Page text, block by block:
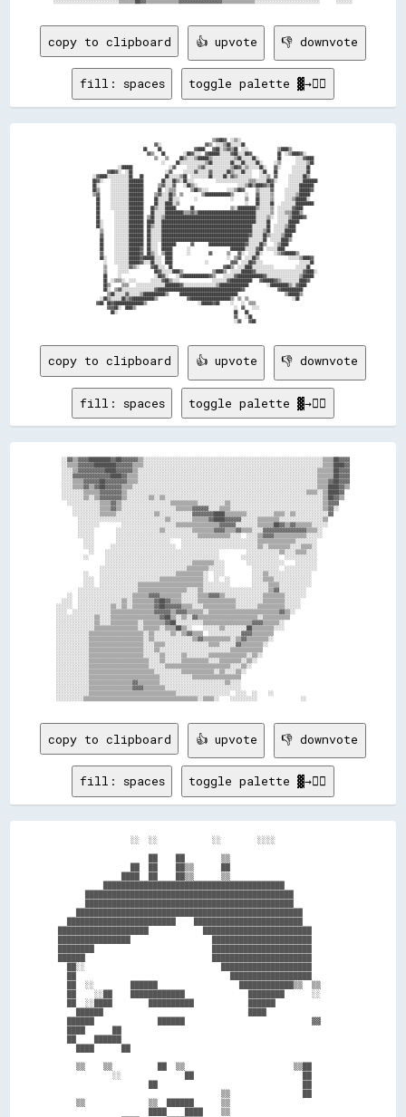
copy to clipboard 👍 upvote 👎 downvote
fill: spaces toggle palette ▓→✊🏽
                                                                    ▒▒▓▓██▓▓  ░░▒▒░░
                                    ▓▓░░                        ▓▓▒▒  ░░░░▒▒██░░░░░░██
                              ██      ██                  ▓▓████    ▓▓██░░▒▒▓▓▒▒██  ░░░░                ▒▒████▒▒
                                ▓▓▒▒    ██          ░░██▓▓░░░░  ▓▓██████░░░░░░▓▓██░░░░██▓▓              ██  ░░▒▒████▓▓░░
                                    ▒▒    ▒▒      ██▒▒░░░░▒▒██████▒▒░░░░░░░░░░░░▒▒██░░░░░░██░░          ██        ░░░░▓▓████
                                        ░░      ██░░░░░░░░░░░░░░▒▒██░░░░░░░░░░██░░░░██░░░░░░██░░      ░░▒▒        ░░░░░░▒▒██
                ░░██████                    ░░▓▓      ░░░░░░▒▒▓▓░░░░░░░░░░░░░░▒▒██▓▓░░▒▒░░░░░░██░░    ▓▓░░      ░░░░░░░░██
          ▓▓██▓▓░░  ░░██                  ░░▓▓      ░░░░░░▓▓░░░░░░▓▓░░░░░░░░██▒▒░░░░██░░░░    ░░██    ██        ░░░░░░░░██
  ░░▓▓████░░░░░░░░░░░░██    ██            ██░░░░░░▒▒██  ░░░░░░░░░░██░░░░░░██░░▓▓▒▒░░░░░░░░    ░░░░▒▒  ▓▓      ░░░░░░░░██▒▒
  ██▓▓░░    ░░░░░░░░░░████████          ██░░░░██▒▒░░██░░░░            ░░░░░░░░░░░░░░░░░░▒▒▒▒░░░░░░██▓▓░░      ░░░░░░░░████████
  ██░░      ░░░░░░░░░░████████        ▒▒▓▓░░░░▓▓    ░░██▒▒░░                      ░░░░▒▒██▒▒████▓▓▒▒██        ░░░░░░████████
  ██▒▒      ░░░░░░░░░░████████        ██  ░░▒▒▒▒        ▒▒██▒▒░░░░          ░░░░▒▒██▓▓      ▒▒░░░░░░▓▓      ░░░░░░░░██████▓▓
  ▒▒▓▓      ░░░░░░░░░░████████      ▒▒▓▓░░░░██▒▒  ▒▒          ▒▒██████████████▒▒      ░░    ▓▓░░░░░░▒▒      ░░░░░░▒▒██████
    ██      ░░░░░░░░░░████████      ██░░░░░░██░░░░        ░░                  ░░      ▒▒    ██░░░░░░▒▒      ░░░░▒▒██████░░
    ██      ░░░░░░░░░░████████      ██░░░░████░░▒▒                                    ░░    ██░░░░░░██    ░░░░░░░░██████████
    ██      ░░░░░░░░░░████████    ██▒▒░░░░██████        ██                    ▒▒░░██████████▒▒░░░░░░▒▒  ░░░░░░░░▓▓████
    ██        ░░░░░░░░████████    ██░░░░░░██████████▒▒▒▒▓▓▒▒████████████████████████████████░░░░░░░░▒▒  ░░░░▒▒▒▒████▒▒
    ██        ░░░░░░░░████████  ▒▒██░░░░▒▒██████████████████████████████████████████████████░░░░░░▒▒░░  ░░░░░░▒▒██████▓▓
    ██░░      ░░░░░░░░████████  ████░░░░████████████████████████████████████████████████████░░░░░░██    ░░░░░░██████
    ██░░      ░░░░░░░░████████  ██▒▒░░░░██████████████████████████████████████████████████░░░░░░░░██  ░░░░░░▒▒████
      ▒▒      ░░░░░░░░████████  ██░░░░░░██████████████████████████████████████████████████░░░░░░▒▒██  ░░░░░░██████
      ▓▓      ░░░░░░░░████████  ██░░░░░░████████████████████████████████████████████████▓▓░░░░░░██▒▒░░░░░░▒▒████
      ██      ░░░░░░░░████████  ██░░░░░░████████████████████████████████████████████████░░░░░░░░██  ░░░░░░████▒▒
      ██      ░░░░░░░░████████  ██░░░░  ████████        ▓▓        ████████████████████▓▓░░░░░░██▒▒    ░░▒▒████
      ██      ░░░░░░░░██████▓▓  ██░░░░  ██████        ░░                      ████████░░░░░░▓▓██  ░░░░░░████
      ▓▓      ░░░░░░░░██████▓▓  ██▒▒░░  ▒▒████        ░░          ▓▓        ▒▒    ▓▓░░  ░░░░██░░      ░░▒▒▓▓██████▒▒
      ██░░    ░░░░░░░░██████▓▓██████░░░░  ████                              ░░  ▒▒▓▓  ░░░░██▒▒                ░░░░░░▒▒████▓▓
        ░░    ░░░░░░░░██████▓▓░░░░██░░░░  ████                  ░░            ▓▓▓▓  ░░░░██▓▓░░░░                    ░░░░░░██
        ▒▒      ░░░░░░▓▓▒▒░░      ▓▓██░░░░  ██                            ▓▓██▒▒  ░░░░████░░░░░░░░░░░░            ░░░░░░██
        ▒▒      ░░░░░░              ██▓▓░░░░░░████▒▒                ▒▒████▒▒  ░░░░░░██████▓▓░░░░░░░░░░░░░░░░░░░░░░░░░░▓▓████░░
        ██      ░░                  ░░██▓▓░░    ░░▓▓██████████████▓▓▒▒    ░░░░░░▓▓██████████████▓▓░░░░░░░░░░░░░░░░░░▒▒██████
        ██  ░░▒▒▒▒░░  ░░░░        ░░░░░░▓▓██▒▒░░░░                  ░░░░░░░░▓▓████████████    ▓▓██████▓▓▒▒░░░░░░░░░░████▓▓
        ██▒▒      ▒▒▒▒    ░░░░░░░░░░░░░░░░████████▓▓░░░░░░░░░░░░░░░░░░▒▒████████████████          ░░██████████▒▒░░▓▓████
        ██░░  ▒▒▓▓░░░░░░░░░░░░░░░░░░▓▓██████████████████████████████████████████████▓▓                  ▓▓████████████
          ▒▒██░░░░░░▓▓░░░░░░▒▒████████████▒▒      ████████████████████████████████                          ▒▒██████▒▒
      ░░██▒▒░░░░░░██▒▒▓▓████████████▒▒                ▓▓██████████████████████▒▒  ▒▒  ▒▒                        ░░██
    ▓▓██  ██▓▓████████████████▒▒                            ░░██████▓▓██      ░░    ░░  ▒▒▒▒
          ▓▓▓▓██░░  ████▒▒                                                      ░░  ▓▓    ░░░░
            ██░░                                                                ██    ██
                                                                                ▓▓    ░░██
copy to clipboard 👍 upvote 👎 downvote
fill: spaces toggle palette ▓→✊🏽
  ░░▓▓▒▒▓▓▓▓████████▓▓██▓▓▓▓▓▓▒▒░░░░░░░░░░░░░░░░░░░░░░░░░░░░░░░░░░░░░░░░░░░░░░░░░░░░░░░░░░░░░░░░░░▒▒▒▒██▓▓▓▓
  ░░▒▒▒▒▓▓▓▓▓▓████████▓▓▓▓▓▓▒▒▒▒░░░░░░░░░░░░░░░░░░░░░░░░░░░░░░░░░░░░░░░░░░░░░░░░░░░░░░░░░░░░░░░░░░▒▒▒▒████▓▓
  ░░░░▒▒▓▓▓▓▓▓▓▓▓▓████▓▓▓▓▓▓▒▒░░░░░░░░░░░░░░░░░░░░░░░░░░░░░░░░░░░░░░░░░░░░░░░░░░░░░░░░░░░░░░░░░░▒▒▒▒▒▒██▓▓▓▓
  ░░░░▓▓▓▓▓▓▓▓▓▓▓▓▓▓████▓▓▒▒▒▒░░░░░░░░░░░░░░░░░░░░░░░░░░░░░░░░░░░░░░░░░░░░░░░░░░░░░░░░░░░░░░░░░░▒▒▒▒▒▒██▓▓▓▓
  ░░░░▒▒▒▒▓▓▓▓▓▓██▓▓▓▓▓▓▓▓▒▒▒▒░░░░░░░░░░░░░░░░░░░░░░░░░░░░░░░░░░░░░░░░░░░░░░░░░░░░░░░░░░░░░░░░░░▒▒▒▒▓▓██▓▓▓▓
  ░░░░▒▒▒▒▓▓▒▒▓▓██▓▓▓▓▓▓▒▒▒▒░░░░░░░░░░░░░░░░░░░░░░░░░░░░░░░░░░░░░░░░░░░░░░░░░░░░░░░░░░░░░░░░░░░░▒▒▒▒████▓▓▒▒
  ░░░░░░░░▒▒▒▒▒▒▓▓▓▓▓▓▓▓▒▒░░░░░░░░░░░░░░░░░░░░░░░░░░░░░░░░░░░░░░░░░░░░░░░░░░░░░░░░░░░░░░░░░░▒▒▒▒░░▒▒████▓▓
  ░░░░░░░░▒▒░░▒▒▓▓▓▓▓▓▓▓▒▒░░░░░░░░▒▒░░▒▒░░░░░░░░░░░░░░░░░░░░░░░░░░░░░░░░░░░░░░░░░░░░░░░░░░░░░░░░░░▒▒██▓▓▒▒
    ░░░░░░░░░░░░▒▒▒▒▓▓▒▒░░░░░░░░░░░░░░░░░░▒▒▒▒▒▒▒▒▒▒░░░░░░░░░░▒▒░░░░░░░░░░░░░░░░░░░░░░░░░░░░░░░░░░▒▒▓▓▓▓
      ░░░░░░░░░░▒▒▒▒▓▓▒▒░░░░░░░░░░░░░░░░░░░░▒▒▒▒▒▒▓▓▓▓▓▓░░░░▒▒▒▒░░░░░░░░░░░░░░░░░░░░░░░░░░░░░░░░░░▒▒▓▓░░
      ░░░░░░░░░░▒▒▒▒▒▒░░░░░░░░░░░░░░▒▒░░░░░░░░░░░░▓▓▓▓▓▓▓▓████▒▒▒▒▒▒▒▒░░░░░░░░░░▒▒▒▒░░▒▒░░░░░░░░░░░░▓▓
        ░░░░░░░░░░░░░░░░░░░░░░░░░░░░░░░░▒▒░░░░░░░░▒▒▒▒▒▒▓▓████▓▓▓▓▓▓░░░░░░▒▒▒▒▒▒▒▒░░░░░░░░░░░░░░░░▒▒
        ░░░░░░░░        ░░░░░░░░░░░░░░░░░░░░▒▒▒▒▒▒▒▒▒▒▒▒▒▒▒▒▓▓▓▓▓▓░░░░░░░░▒▒▒▒▒▒██▓▓▒▒▓▓▒▒▒▒▒▒░░░░░░
        ░░░░░░        ░░░░░░░░░░░░░░░░▒▒░░░░░░░░░░▒▒▒▒▒▒▒▒▓▓▓▓▒▒▒▒▓▓▒▒▒▒░░░░▓▓▓▓▓▓▓▓▓▓▓▓▓▓▓▓▒▒▒▒░░
        ░░░░░░        ░░░░░░░░░░░░░░░░░░░░░░░░░░░░░░▒▒▒▒▒▒▒▒▒▒▒▒░░░░  ░░░░▒▒▓▓▓▓▒▒▒▒▒▒▒▒▒▒▒▒░░░░░░
          ░░░░        ░░░░░░░░░░░░░░░░░░░░    ░░░░░░░░░░░░░░░░░░░░░░░░░░░░▒▒▒▒▒▒▒▒▒▒▒▒▒▒░░░░░░░░
          ░░░░      ░░░░░░░░░░░░░░░░░░░░░░░░  ░░░░░░░░░░░░░░░░░░░░░░░░░░░░▒▒░░▒▒▒▒▒▒▒▒░░░░▒▒▒▒░░
            ░░    ░░░░░░░░░░░░░░░░░░░░░░░░░░░░░░░░░░░░░░░░░░          ░░░░░░░░░░░░▒▒░░░░▒▒▒▒░░░░
          ░░      ░░░░░░░░░░░░░░░░░░░░░░░░░░░░░░░░░░░░░░░░░░        ░░░░░░░░░░░░░░  ░░░░░░░░░░░░
                  ░░░░░░░░░░░░░░░░░░░░░░░░░░░░░░░░▒▒▒▒▒▒▒▒░░░░        ░░░░░░░░░░░░░░    ░░░░░░░░
                ░░░░░░░░░░░░░░░░░░░░░░░░░░░░░░░░▒▒▒▒▒▒▒▒░░░░░░          ░░░░░░░░░░  ░░░░░░░░░░░░
          ░░    ░░░░░░░░░░░░░░░░░░░░░░░░░░░░▒▒▒▒▒▒▒▒▒▒░░  ░░░░          ░░░░▒▒░░░░░░░░░░░░░░░░
          ░░░░  ░░░░░░░░░░░░░░░░░░░░░░▒▒▒▒▒▒▒▒▒▒▒▒▒▒▒▒░░  ░░  ░░        ░░░░▒▒▒▒░░░░░░░░░░░░░░
          ░░░░  ░░░░░░░░░░░░░░▒▒▒▒▒▒▒▒▒▒▒▒▒▒▒▒▒▒▒▒▒▒▒▒░░░░░░░░░░        ░░░░░░▒▒▒▒░░░░░░░░░░░░
        ░░░░░░░░░░░░░░░░░░░░░░▒▒▒▒▒▒▒▒▒▒▒▒▒▒▒▒▒▒░░░░▒▒░░░░░░░░░░░░░░░░░░░░░░░░▒▒▓▓░░░░░░░░░░
    ░░  ░░░░░░░░░░░░░░░░░░░░▒▒▒▒▒▒▓▓▓▓▒▒▒▒▒▒▒▒░░░░░░▒▒▒▒▓▓▓▓▒▒░░░░░░░░░░░░░░▒▒▒▒▒▒▒▒░░░░░░░░
  ░░░░  ░░░░░░░░░░░░░░░░▒▒░░▒▒▒▒▒▒▒▒▓▓██▓▓▒▒▒▒░░░░░░▒▒▒▒▒▒▒▒▒▒▒▒▒▒░░░░░░░░░░▒▒▒▒▒▒▒▒░░░░░░
░░░░░░  ░░░░░░░░░░░░▒▒░░▒▒░░▒▒▒▒▒▒▒▒▓▓██▓▓▓▓▓▓▒▒▒▒░░░░▒▒▒▒▒▒▒▒▒▒▒▒░░░░░░░░▒▒▒▒▒▒▒▒▒▒░░░░░░
░░░░  ░░░░░░░░░░░░░░▒▒▒▒▒▒▒▒▒▒▒▒▒▒▒▒▓▓▓▓▓▓▒▒▓▓▓▓▒▒▒▒▒▒░░▒▒▒▒▒▒▒▒▒▒▒▒▒▒▒▒▒▒▒▒▒▒▒▒▒▒▓▓▒▒░░
░░░░░░░░░░░░░░▒▒░░░░▒▒▒▒▒▒▒▒▒▒▒▒▒▒▒▒▒▒▓▓██▒▒░░▒▒░░▓▓▒▒▒▒▒▒▒▒▒▒▒▒▒▒▒▒▒▒▒▒▒▒░░▒▒▒▒▒▒▒▒▒▒
░░░░░░░░░░░░░░▒▒░░░░▒▒▒▒▒▒▒▒▒▒░░▒▒▒▒▒▒▒▒▓▓██░░░░░░░░░░▒▒▒▒▒▒▒▒▒▒▒▒▒▒▒▒▒▒▓▓▓▓▒▒▒▒▒▒░░
░░░░░░░░░░░░░░▒▒▒▒▒▒▒▒▒▒▒▒▒▒▒▒░░▒▒▒▒▒▒░░▒▒▒▒██▒▒░░    ░░░░░░▒▒░░░░░░░░██▒▒▒▒▒▒▒▒░░░░
░░░░░░░░░░░░▒▒▒▒▒▒▒▒▒▒▒▒▒▒▒▒▒▒▒▒░░▒▒░░░░░░▒▒░░▒▒▓▓▒▒▒▒  ░░░░░░░░░░░░▓▓▓▓▒▒▒▒▒▒▒▒
░░░░░░░░░░░░▒▒▒▒▒▒▒▒▒▒▒▒▒▒▒▒▒▒▒▒░░▒▒░░░░░░░░░░░░░░▒▒▓▓▒▒▒▒▒▒▒▒▒▒░░▒▒▓▓▒▒▒▒▒▒▒▒░░
░░░░░░░░░░░░▒▒▒▒▒▒▒▒▒▒▒▒▒▒▒▒▒▒▒▒░░░░▒▒▒▒░░░░░░░░░░░░░░░░▒▒▒▒░░░░░░▓▓▒▒▒▒▒▒▒▒░░
░░░░░░░░░░░░▒▒▒▒▒▒▒▒▒▒▒▒▒▒▒▒▒▒▒▒░░░░▒▒░░░░░░░░░░░░░░░░░░░░░░░░░░▒▒▒▒▒▒▒▒▒▒▒▒
░░░░░░░░░░░░▒▒▒▒▒▒▒▒▒▒▒▒▒▒▒▒▒▒▒▒░░░░░░▒▒░░░░░░▒▒░░░░░░░░▒▒▒▒▒▒▒▒▒▒▒▒▒▒░░▒▒░░
░░░░░░░░░░░░▒▒▒▒▒▒▒▒▒▒▒▒▒▒▒▒▒▒▒▒▒▒░░░░▒▒░░░░░░▒▒▒▒▒▒▒▒▒▒░░░░▒▒▒▒▒▒▒▒░░▒▒░░
░░░░░░░░░░░░▒▒▒▒▒▒▒▒▒▒▒▒▒▒▒▒▒▒▒▒▒▒░░░░░░▒▒▒▒▒▒▒▒▒▒▒▒▒▒▒▒▒▒▒▒▒▒▒▒░░░░▒▒░░
░░░░░░░░░░░░▒▒▒▒▒▒▒▒▒▒▒▒▒▒▒▒▒▒▒▒▒▒▒▒░░░░░░░░░░▒▒▒▒▒▒▒▒▒▒▒▒░░▒▒░░░░▒▒░░
░░░░░░░░░░░░▒▒▒▒▒▒▒▒▒▒▒▒▒▒▒▒▒▒▒▒▒▒▒▒▒▒░░░░░░░░░░░░▒▒▒▒▒▒▒▒▒▒▒▒▒▒▒▒▒▒
░░░░░░░░░░░░▒▒▒▒▒▒▒▒▒▒▒▒▒▒▒▒▓▓▒▒▒▒▒▒▒▒░░░░░░░░░░░░░░░░░░░░░░░░▒▒░░░░
░░░░░░░░░░░░▒▒▒▒▒▒▒▒▒▒▒▒▒▒▒▒▓▓▓▓▒▒▒▒▒▒▒▒░░░░░░░░░░░░░░░░░░░░░░░░░░░░
░░░░░░░░░░░░▒▒▒▒▒▒▒▒▒▒▒▒▒▒▒▒▒▒▒▒▒▒▒▒▒▒▒▒▒▒▒▒░░░░░░░░░░░░░░░░░░░░  ░░░░  ░░    ░░
copy to clipboard 👍 upvote 👎 downvote
fill: spaces toggle palette ▓→✊🏽
                  ░░  ░░            ░░        ░░░░
                      ██    ██        ▒▒
                  ██  ██    ██▒▒      ██
                ████  ██    ██▒▒      ▒▒
    ██░░                              ████████████████████
    ██  ░░        ██████                  ████████████▒▒  ▒▒
    ██    ░░██    ████████████              ████████      ░░
    ██  ░░████        ██████████            ██████
    ██████              ██████                            ▓▓
      ▒▒    ▒▒          ██  ▒▒                        ▒▒██
              ░░              ██                        ██
                                      ▒▒                ██
      ▒▒              ▒▒  ██████      ▒▒
                      ████    ████    ▒▒